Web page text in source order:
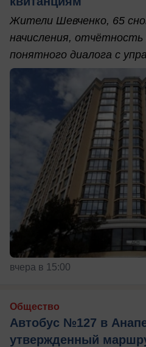
Жители Шевченко, 65
начисления,
понятного диалога с
вчера в 15:00
Общество
Автобус №127 в
утвержденный